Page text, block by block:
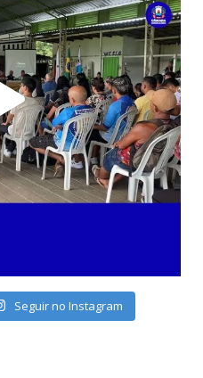
Seguir no Instagram